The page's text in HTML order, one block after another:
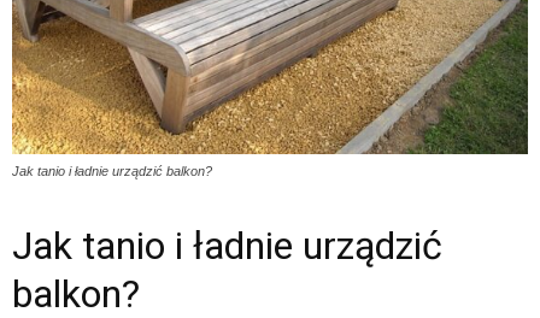
Jak tanio i ładnie urządzić balkon?
Jak tanio i ładnie urządzić
balkon?